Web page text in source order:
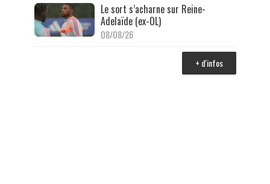
Le sort s’acharne sur Reine-
Adelaïde (ex-OL)
08/08/26
+ d'infos